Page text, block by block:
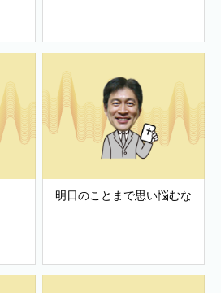
明日のことまで思い悩むな